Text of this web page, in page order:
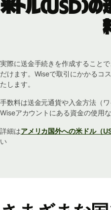
米ドル（USD）
実際に送金手続きを作成すること
だけます。Wiseで取引にかかるコ
たします。
手数料は送金元通貨や入金方法（
Wiseアカウントにある資金の使用
詳細はアメリカ国外への米ドル（
い